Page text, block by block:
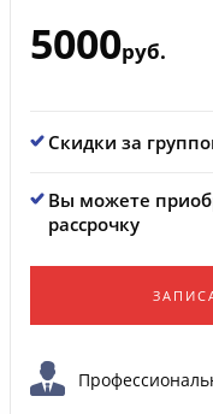
5000руб.
Скидки за
Вы можете
рассрочку